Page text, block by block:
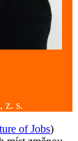
z. s.
of Jobs)